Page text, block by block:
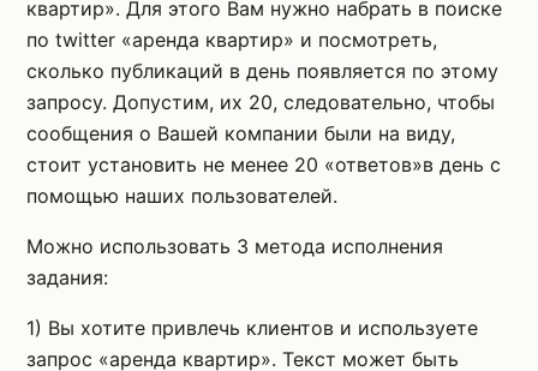
квартир». Для этого Вам нужно набрать в поиске
по twitter «аренда квартир» и посмотреть,
сколько публикаций в день появляется по этому
запросу. Допустим, их 20, следовательно, чтобы
сообщения о Вашей компании были на виду,
стоит установить не менее 20 «ответов»в день с
помощью наших пользователей.
Можно использовать 3 метода исполнения
задания:
1) Вы хотите привлечь клиентов и используете
запрос «аренда квартир». Текст может быть